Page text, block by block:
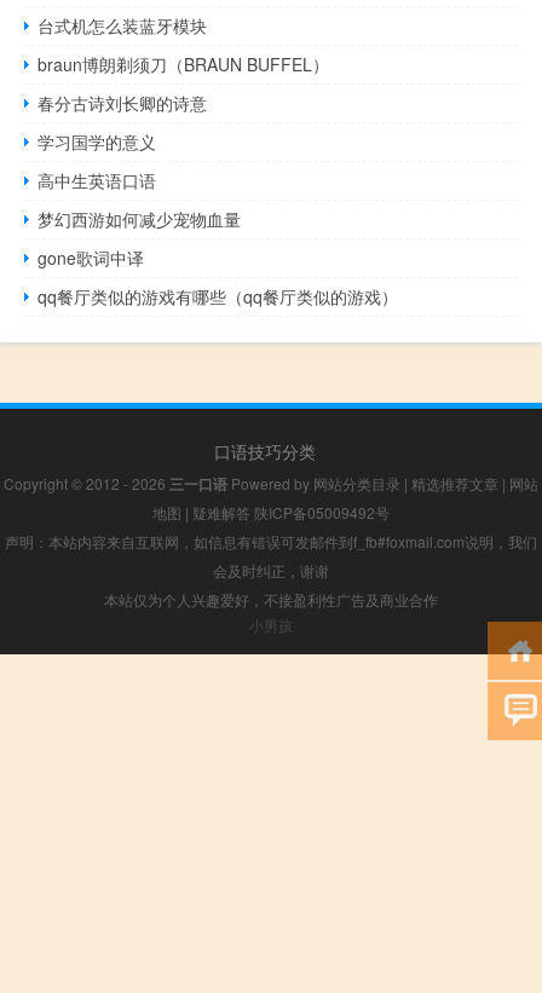
台式机怎么装蓝牙模块
braun博朗剃须刀（BRAUN BUFFEL）
春分古诗刘长卿的诗意
学习国学的意义
高中生英语口语
梦幻西游如何减少宠物血量
gone歌词中译
qq餐厅类似的游戏有哪些（qq餐厅类似的游戏）
口语技巧分类
Copyright © 2012 - 2026 三一口语 Powered by 网站分类目录 | 精选推荐文章 | 网站
地图 | 疑难解答 陕ICP备05009492号
声明：本站内容来自互联网，如信息有错误可发邮件到f_fb#foxmail.com说明，我们
会及时纠正，谢谢
本站仅为个人兴趣爱好，不接盈利性广告及商业合作
小男孩